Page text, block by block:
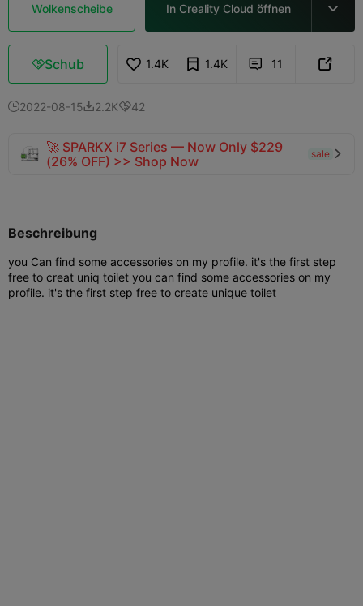
Wolkenscheibe In Creality Cloud öffnen 
Schub 1.4K 1.4K  11 
2022-08-152.2K42
🚀 SPARKX i7 Series — Now Only $229
(26% OFF) >> Shop Now
sale 
Beschreibung
you Can find some accessories on my profile. it's the first step
free to creat uniq toilet you can find some accessories on my
profile. it's the first step free to create unique toilet